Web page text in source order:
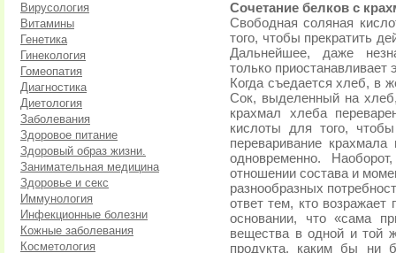
Вирусология
Витамины
Генетика
Гинекология
Гомеопатия
Диагностика
Диетология
Заболевания
Здоровое питание
Здоровый образ жизни.
Занимательная медицина
Здоровье и секс
Иммунология
Инфекционные болезни
Кожные заболевания
Косметология
Сочетание белков с
Свободная соляная
того, чтобы прекратить
Дальнейшее, даже
только приостанавливает
Когда съедается хлеб, в
Сок, выделенный на
крахмал хлеба
кислоты для того,
переваривание
одновременно.
отношении состава и
разнообразных
ответ тем, кто возражает
основании, что «сама
вещества в одной и той
продукта, каким бы ни